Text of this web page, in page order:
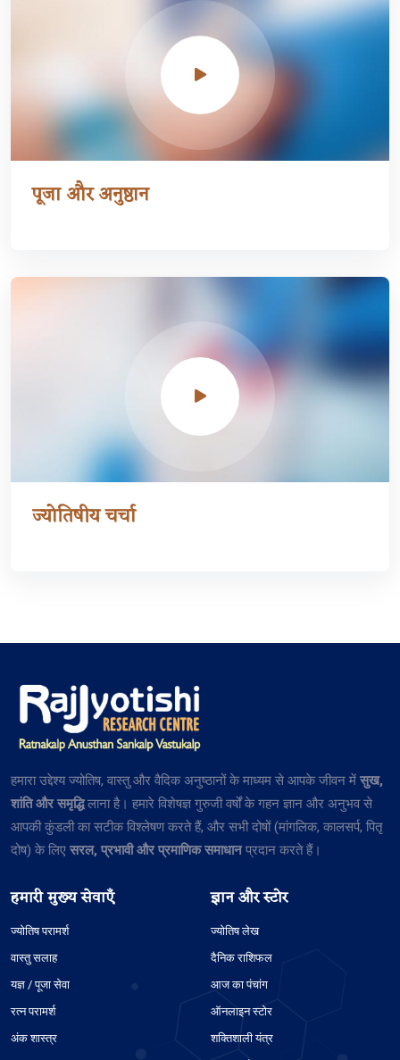
पूजा और अनुष्ठान
ज्योतिषीय चर्चा
हमारा उद्देश्य ज्योतिष, वास्तु और वैदिक अनुष्ठानों के माध्यम से आपके जीवन में सुख,
शांति और समृद्धिलाना है। हमारे विशेषज्ञ गुरुजी वर्षों के गहन ज्ञान और अनुभव से
आपकी कुंडली का सटीक विश्लेषण करते हैं, और सभी दोषों (मांगलिक, कालसर्प, पितृ
दोष) के लिए सरल, प्रभावी और प्रमाणिक समाधानप्रदान करते हैं।
हमारी मुख्य सेवाएँ
ज्योतिष परामर्श
वास्तु सलाह
यज्ञ / पूजा सेवा
रत्न परामर्श
अंक शास्त्र
ज्ञान और स्टोर
ज्योतिष लेख
दैनिक राशिफल
आज का पंचांग
ऑनलाइन स्टोर
शक्तिशाली यंत्र